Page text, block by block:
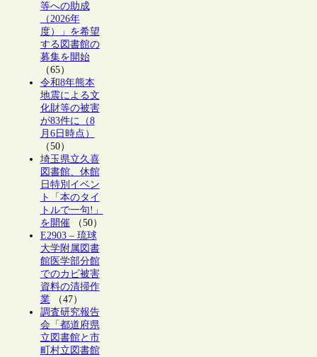
等への助成
（2026年
度）」を希望
する図書館の
募集を開始
（65）
令和8年熊本
地震による文
化財等の被害
が83件に（8
月6日時点）
（50）
埼玉県立久喜
図書館、休館
日特別イベン
ト「本のタイ
トルで一句!」
を開催（50）
E2903 – 琉球
大学附属図書
館医学部分館
でのカビ被害
資料の清掃作
業（47）
調査研究報告
会「都道府県
立図書館と市
町村立図書館